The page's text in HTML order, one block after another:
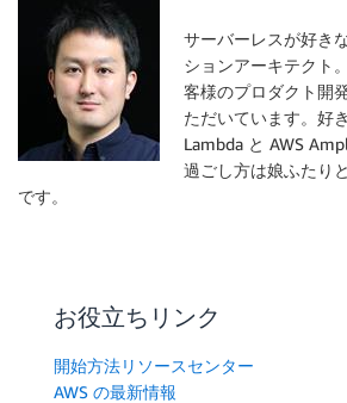
サーバーレスが好き
ションアーキテクト
客様のプロダクト開
ただいています。好
Lambda と AWS
過ごし方は娘ふたり
です。
お役立ちリンク
開始方法リソースセンター
AWS の最新情報